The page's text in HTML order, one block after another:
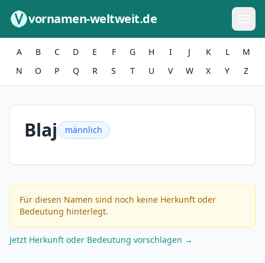
vornamen-weltweit.de
A B C D E F G H I J K L
M
N
O P Q R S T U V W X Y Z
Blaj männlich
Für diesen Namen sind noch keine Herkunft oder
Bedeutung hinterlegt.
Jetzt Herkunft oder Bedeutung vorschlagen →